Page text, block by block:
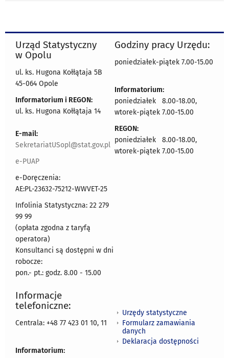
Urząd Statystyczny
w Opolu
ul. ks. Hugona Kołłątaja 5B
45-064 Opole
Informatorium i REGON:
ul. ks. Hugona Kołłątaja 14
E-mail:
SekretariatUSopl@stat.gov.pl
e-PUAP
e-Doręczenia:
AE:PL-23632-75212-WWVET-25
Infolinia Statystyczna: 22 279
99 99
(opłata zgodna z taryfą
operatora)
Konsultanci są dostępni w dni
robocze:
pon.- pt.: godz. 8.00 - 15.00
Godziny pracy Urzędu:
poniedziałek-piątek 7.00-15.00
Informatorium:
poniedziałek 8.00-18.00,
wtorek-piątek 7.00-15.00
REGON:
poniedziałek 8.00-18.00,
wtorek-piątek 7.00-15.00
Informacje
telefoniczne:
Centrala: +48 77 423 01 10, 11
Informatorium:
Urzędy statystyczne
Formularz zamawiania
danych
Deklaracja dostępności